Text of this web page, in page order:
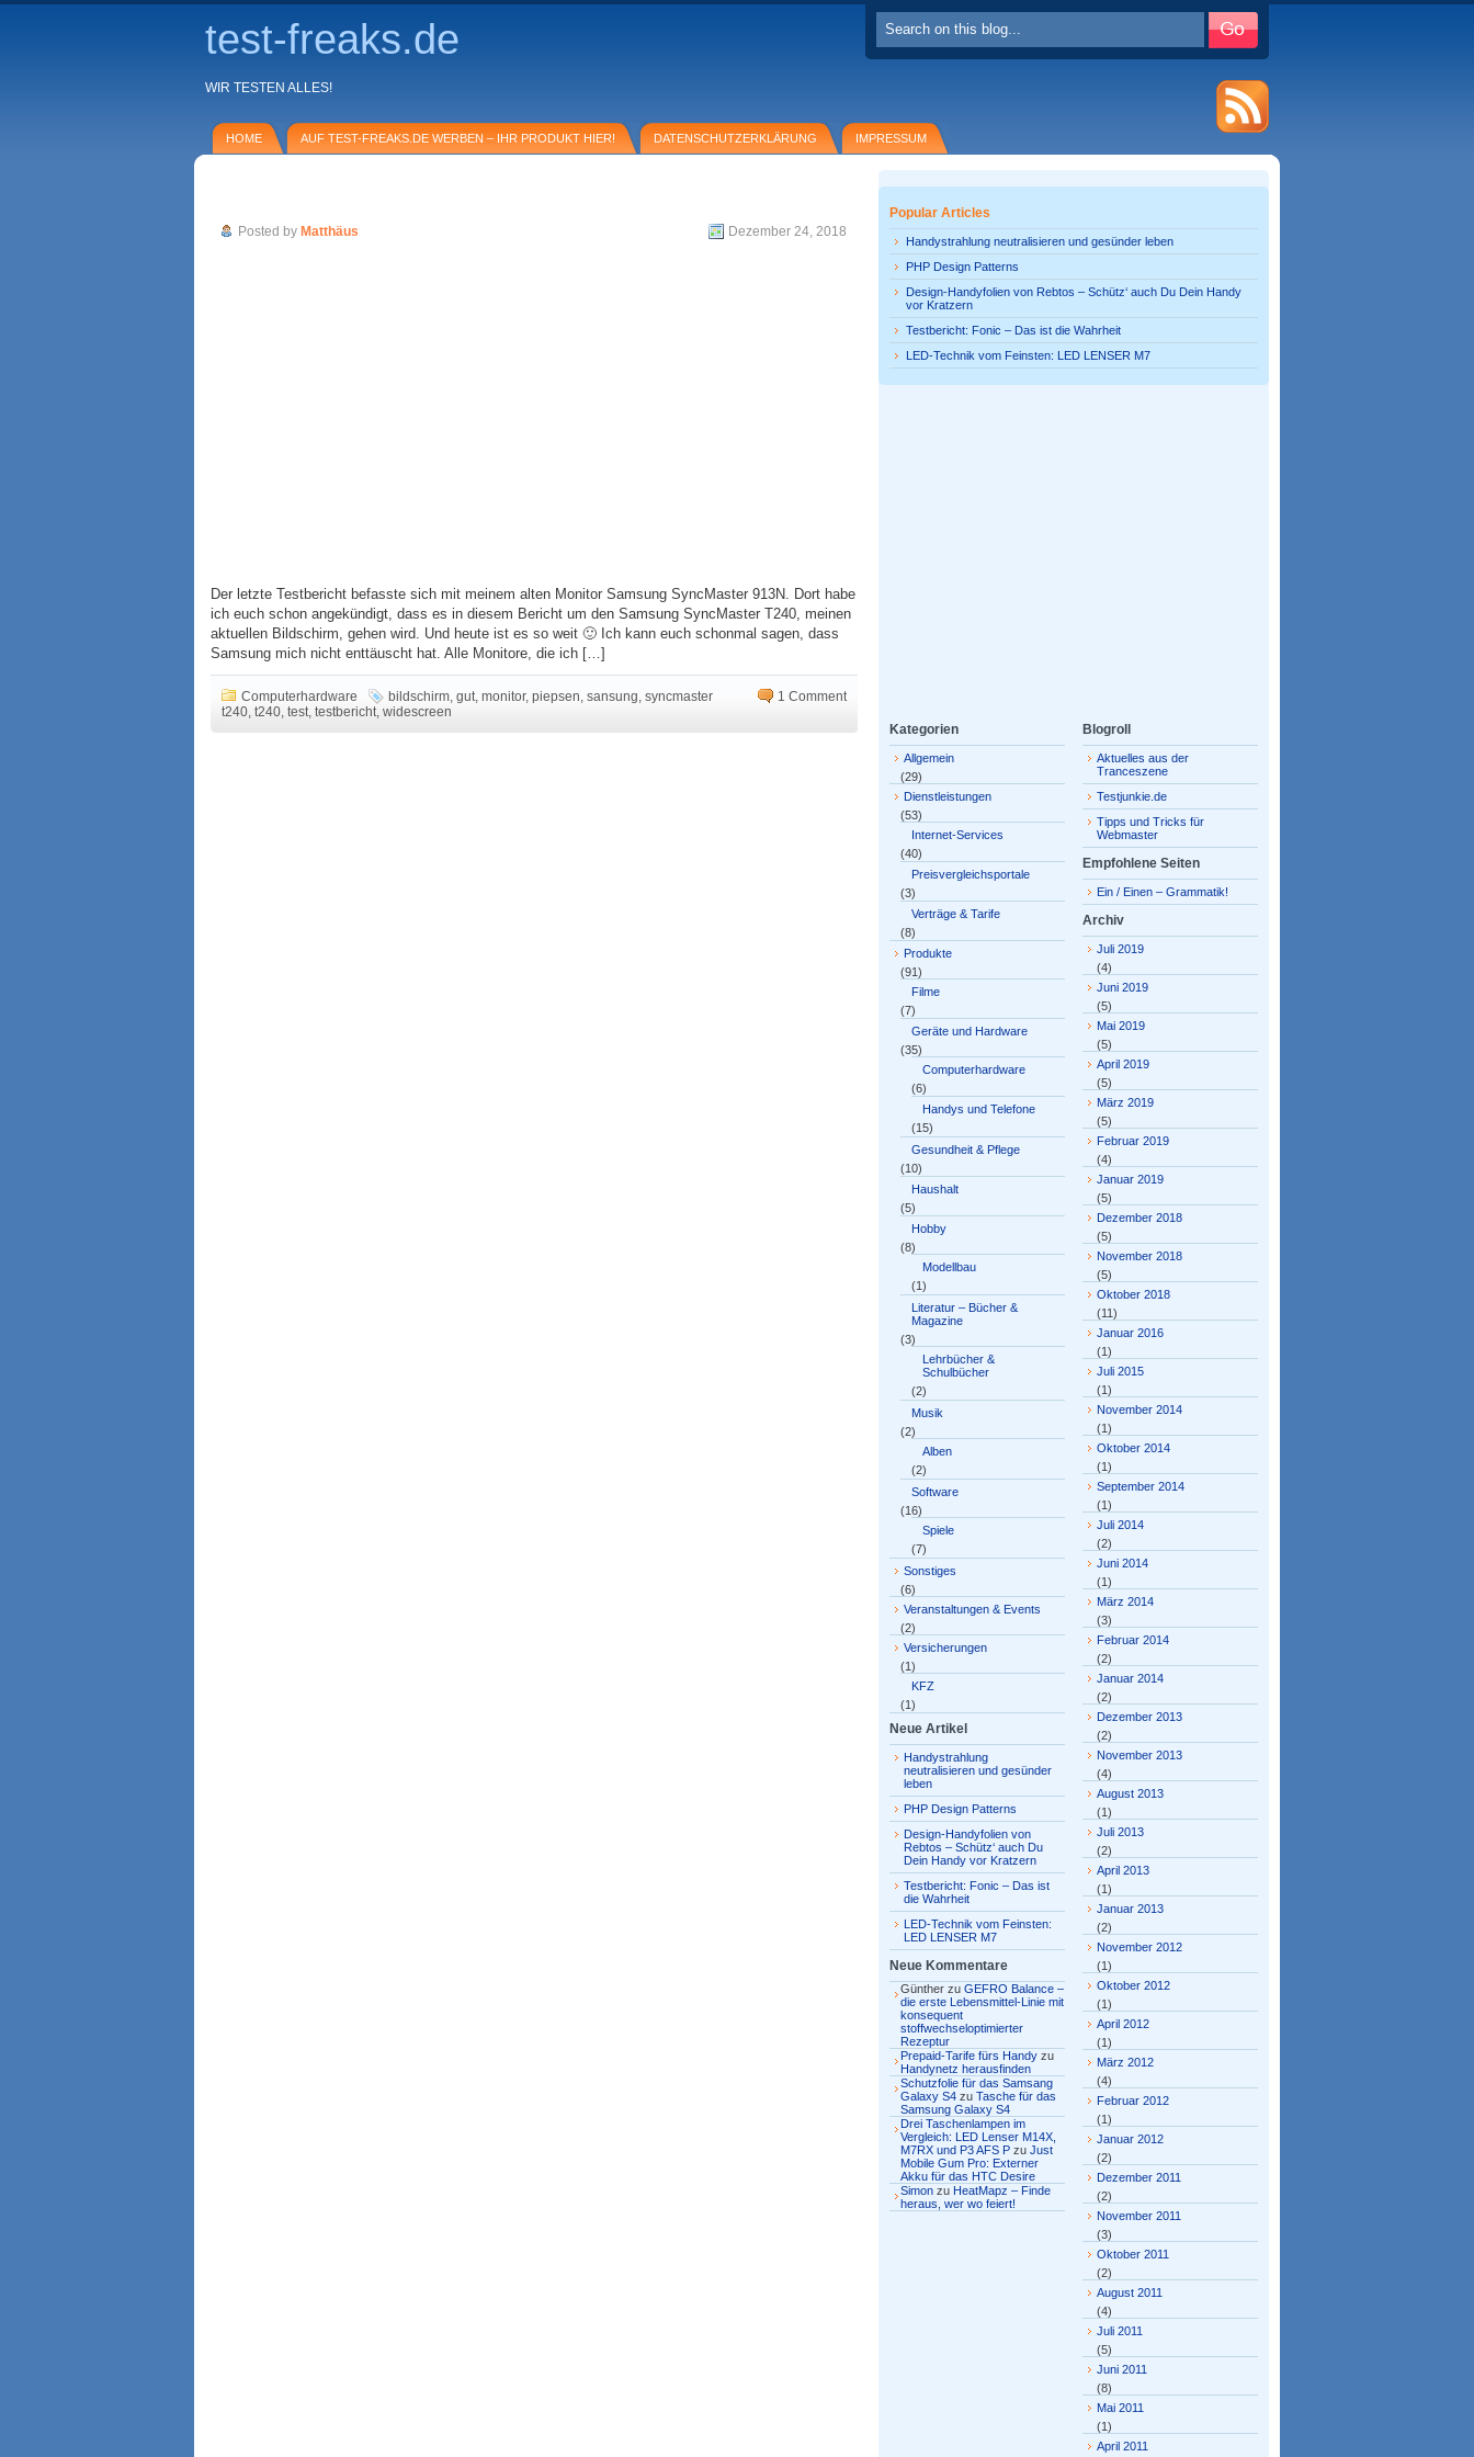
test-freaks.de
WIR TESTEN ALLES!
HOME AUF TEST-FREAKS.DE WERBEN – IHR PRODUKT HIER! DATENSCHUTZERKLÄRUNG IMPRESSUM
Posted by Matthäus Dezember 24, 2018
Der letzte Testbericht befasste sich mit meinem alten Monitor Samsung SyncMaster 913N. Dort habe
ich euch schon angekündigt, dass es in diesem Bericht um den Samsung SyncMaster T240, meinen
aktuellen Bildschirm, gehen wird. Und heute ist es so weit 🙂 Ich kann euch schonmal sagen, dass
Samsung mich nicht enttäuscht hat. Alle Monitore, die ich […]
Computerhardware bildschirm, gut, monitor, piepsen, sansung, syncmaster
t240, t240, test, testbericht, widescreen
1 Comment
Popular Articles
Handystrahlung neutralisieren und gesünder leben
PHP Design Patterns
Design-Handyfolien von Rebtos – Schütz‘ auch Du Dein Handy
vor Kratzern
Testbericht: Fonic – Das ist die Wahrheit
LED-Technik vom Feinsten: LED LENSER M7
Kategorien
Allgemein
(29)
Dienstleistungen
(53)
Internet-Services
(40)
Preisvergleichsportale
(3)
Verträge & Tarife
(8)
Produkte
(91)
Filme
(7)
Geräte und Hardware
(35)
Computerhardware
(6)
Handys und Telefone
(15)
Gesundheit & Pflege
(10)
Haushalt
(5)
Hobby
(8)
Modellbau
(1)
Literatur – Bücher &
Magazine
(3)
Lehrbücher &
Schulbücher
(2)
Musik
(2)
Alben
(2)
Software
(16)
Spiele
(7)
Sonstiges
(6)
Veranstaltungen & Events
(2)
Versicherungen
(1)
KFZ
(1)
Neue Artikel
Handystrahlung
neutralisieren und gesünder
leben
PHP Design Patterns
Design-Handyfolien von
Rebtos – Schütz‘ auch Du
Dein Handy vor Kratzern
Testbericht: Fonic – Das ist
die Wahrheit
LED-Technik vom Feinsten:
LED LENSER M7
Neue Kommentare
Günther zu GEFRO Balance –
die erste Lebensmittel-Linie mit
konsequent
stoffwechseloptimierter
Rezeptur
Prepaid-Tarife fürs Handy zu
Handynetz herausfinden
Schutzfolie für das Samsang
Galaxy S4 zu Tasche für das
Samsung Galaxy S4
Drei Taschenlampen im
Vergleich: LED Lenser M14X,
M7RX und P3 AFS P zu Just
Mobile Gum Pro: Externer
Akku für das HTC Desire
Simon zu HeatMapz – Finde
heraus, wer wo feiert!
Blogroll
Aktuelles aus der
Tranceszene
Testjunkie.de
Tipps und Tricks für
Webmaster
Empfohlene Seiten
Ein / Einen – Grammatik!
Archiv
Juli 2019
(4)
Juni 2019
(5)
Mai 2019
(5)
April 2019
(5)
März 2019
(5)
Februar 2019
(4)
Januar 2019
(5)
Dezember 2018
(5)
November 2018
(5)
Oktober 2018
(11)
Januar 2016
(1)
Juli 2015
(1)
November 2014
(1)
Oktober 2014
(1)
September 2014
(1)
Juli 2014
(2)
Juni 2014
(1)
März 2014
(3)
Februar 2014
(2)
Januar 2014
(2)
Dezember 2013
(2)
November 2013
(4)
August 2013
(1)
Juli 2013
(2)
April 2013
(1)
Januar 2013
(2)
November 2012
(1)
Oktober 2012
(1)
April 2012
(1)
März 2012
(4)
Februar 2012
(1)
Januar 2012
(2)
Dezember 2011
(2)
November 2011
(3)
Oktober 2011
(2)
August 2011
(4)
Juli 2011
(5)
Juni 2011
(8)
Mai 2011
(1)
April 2011